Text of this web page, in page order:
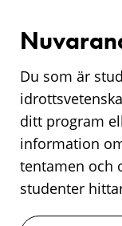
Du som är
ditt program
information
tentamen och
studenter